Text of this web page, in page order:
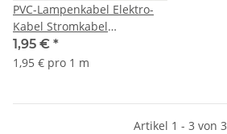
PVC-Lampenkabel Elektro-
Kabel Stromkabel
Rundkabel transparent 2-
adrig, 2x0,75mm² H03 VV-F
1,95 € *
1,95 € pro 1 m
Artikel 1 - 3 von 3